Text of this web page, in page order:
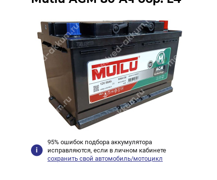
95% ошибок подбора аккумулятора
исправляются, если в личном кабинете
сохранить свой автомобиль/мотоцикл